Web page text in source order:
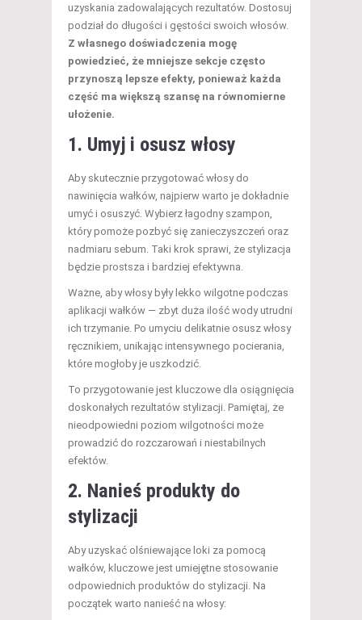
uzyskania zadowalających rezultatów. Dostosuj
podział do długości i gęstości swoich włosów.
Z własnego doświadczenia mogę
powiedzieć, że mniejsze sekcje często
przynoszą lepsze efekty, ponieważ każda
część ma większą szansę na równomierne
ułożenie.
1. Umyj i osusz włosy
Aby skutecznie przygotować włosy do
nawinięcia wałków, najpierw warto je dokładnie
umyć i osuszyć. Wybierz łagodny szampon,
który pomoże pozbyć się zanieczyszczeń oraz
nadmiaru sebum. Taki krok sprawi, że stylizacja
będzie prostsza i bardziej efektywna.
Ważne, aby włosy były lekko wilgotne podczas
aplikacji wałków — zbyt duża ilość wody utrudni
ich trzymanie. Po umyciu delikatnie osusz włosy
ręcznikiem, unikając intensywnego pocierania,
które mogłoby je uszkodzić.
To przygotowanie jest kluczowe dla osiągnięcia
doskonałych rezultatów stylizacji. Pamiętaj, że
nieodpowiedni poziom wilgotności może
prowadzić do rozczarowań i niestabilnych
efektów.
2. Nanieś produkty do
stylizacji
Aby uzyskać olśniewające loki za pomocą
wałków, kluczowe jest umiejętne stosowanie
odpowiednich produktów do stylizacji. Na
początek warto nanieść na włosy: